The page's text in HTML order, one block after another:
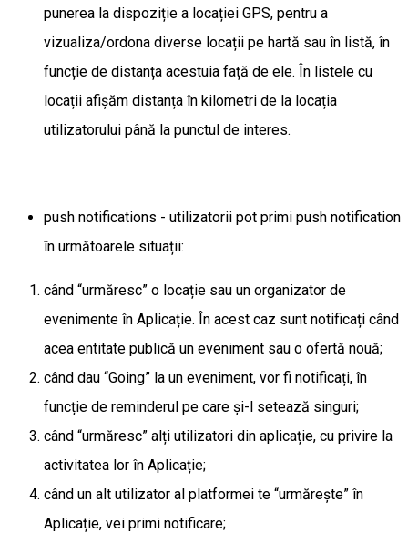
punerea la dispoziție a locației GPS, pentru a
vizualiza/ordona diverse locații pe hartă sau în listă, în
funcție de distanța acestuia față de ele. În listele cu
locații afișăm distanța în kilometri de la locația
utilizatorului până la punctul de interes.
push notifications - utilizatorii pot primi push notification
în următoarele situații:
când “urmăresc” o locație sau un organizator de
evenimente în Aplicație. În acest caz sunt notificați când
acea entitate publică un eveniment sau o ofertă nouă;
când dau “Going” la un eveniment, vor fi notificați, în
funcție de reminderul pe care și-l setează singuri;
când “urmăresc” alți utilizatori din aplicație, cu privire la
activitatea lor în Aplicație;
când un alt utilizator al platformei te “urmărește” în
Aplicație, vei primi notificare;